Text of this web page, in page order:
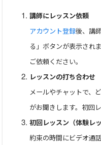
講師にレッスン依頼
アカウント登録後、講
る」ボタンが表示され
ご依頼ください。
レッスンの打ち合わせ
メールやチャットで、
がお聞きします。初回
初回レッスン（体験レッ
約束の時間にビデオ通